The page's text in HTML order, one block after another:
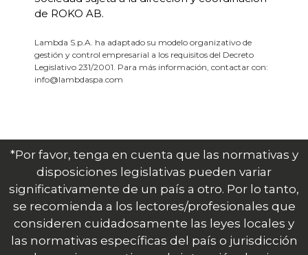
de ROKO AB.
Lambda S.p.A. ha adaptado su modelo organizativo de
gestión y control empresarial a los requisitos del Decreto
Legislativo 231/2001. Para más información, contactar con:
info@lambdaspa.com
*Por favor, tenga en cuenta que las normativas y
disposiciones legislativas pueden variar
significativamente de un país a otro. Por lo tanto,
se recomienda a los lectores/profesionales que
consideren cuidadosamente las leyes locales y
las normativas específicas del país o jurisdicción